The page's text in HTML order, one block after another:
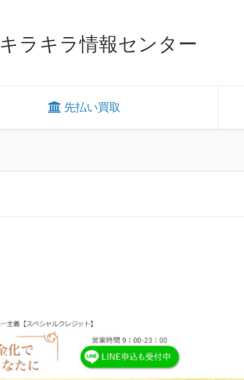
キラキラ情報センター
先払い買取